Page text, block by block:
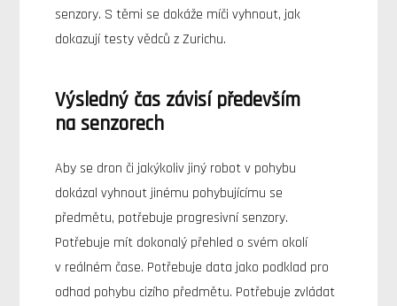
senzory. S těmi se dokáže míči vyhnout, jak
dokazují testy vědců z Zurichu.
Výsledný čas závisí především
na senzorech
Aby se dron či jakýkoliv jiný robot v pohybu
dokázal vyhnout jinému pohybujícímu se
předmětu, potřebuje progresivní senzory.
Potřebuje mít dokonalý přehled o svém okolí
v reálném čase. Potřebuje data jako podklad pro
odhad pohybu cizího předmětu. Potřebuje zvládat